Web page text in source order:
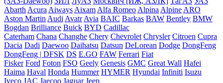
Abarth Acura Aiways Aixam Alfa Romeo Alpina Alpine ARO
Aston Martin Audi Avatr Avia BAIC Barkas BAW Bentley BMW
Bogdan Brilliance Buick BYD Cadillac
Caterham Chana Changhe Chery Chevrolet Chrysler Citroen Cupra
Dacia Dadi Daewoo Daihatsu Datsun DeLorean Dodge DongFeng
DongFeng | DFSK DS E.GO FAW Ferrari Fiat
Fisker Ford Foton FSO Geely Genesis GMC Great Wall Hafei
Haima Haval Honda Hummer HYMER Hyundai Infiniti Isuzu
Iveco JAC Jaecoo Jaguar Jeep